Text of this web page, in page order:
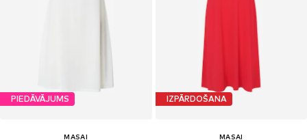
PIEDĀVĀJUMS
MASAI
IZPĀRDOŠANA
MASAI